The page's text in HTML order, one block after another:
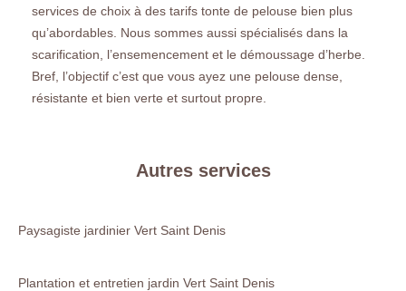
services de choix à des tarifs tonte de pelouse bien plus
qu’abordables. Nous sommes aussi spécialisés dans la
scarification, l’ensemencement et le démoussage d’herbe.
Bref, l’objectif c’est que vous ayez une pelouse dense,
résistante et bien verte et surtout propre.
Autres services
Paysagiste jardinier Vert Saint Denis
Plantation et entretien jardin Vert Saint Denis